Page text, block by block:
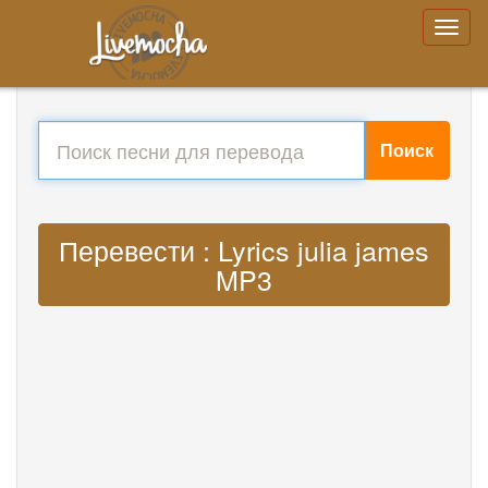
Поиск
Перевести : Lyrics julia james
MP3